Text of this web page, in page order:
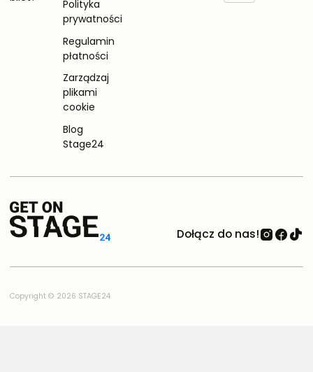
Polityka
prywatności
Regulamin
płatności
Zarządzaj
plikami
cookie
Blog
Stage24
Dołącz do nas!
Copyright © 2026 STAGE24